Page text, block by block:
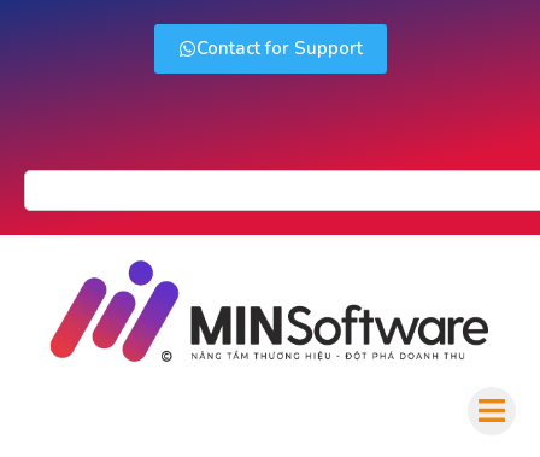
Contact for Support